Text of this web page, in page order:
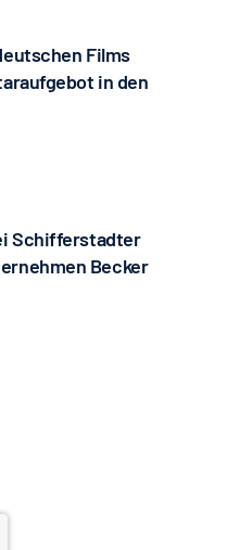
Films
in den
Schifferstadter
Becker